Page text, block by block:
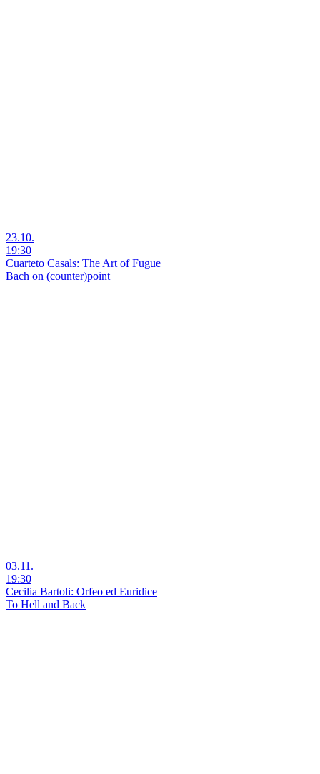
23.10.
19:30
Cuarteto Casals: The Art of Fugue
Bach on (counter)point
03.11.
19:30
Cecilia Bartoli: Orfeo ed Euridice
To Hell and Back